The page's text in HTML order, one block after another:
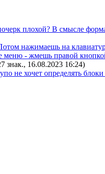
плохой? В смысле
нажимаешь на
меню - жмешь правой
знак., 16.08.2023 16:24)
не хочет определять